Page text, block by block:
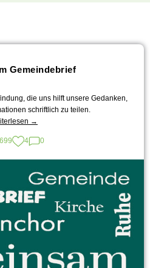
Gemeindebrief
die uns hilft unsere Gedanken,
schriftlich zu teilen.
„Schriften
Gemeindebrief“
→
4 0